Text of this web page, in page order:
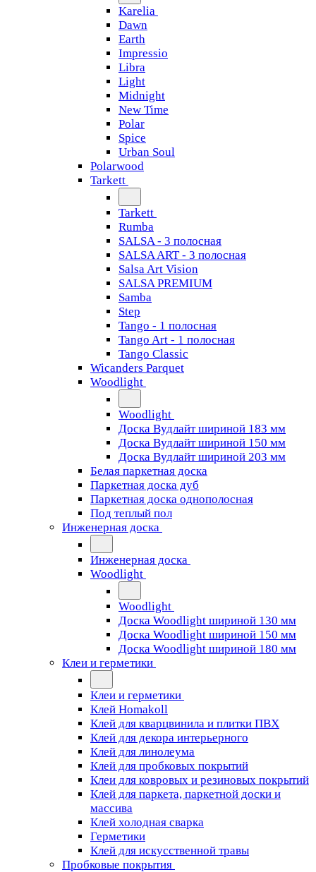
Karelia
Dawn
Earth
Impressio
Libra
Light
Midnight
New Time
Polar
Spice
Urban Soul
Polarwood
Tarkett
Tarkett
Rumba
SALSA - 3 полосная
SALSA ART - 3 полосная
Salsa Art Vision
SALSA PREMIUM
Samba
Step
Tango - 1 полосная
Tango Art - 1 полосная
Tango Classiс
Wicanders Parquet
Woodlight
Woodlight
Доска Вудлайт шириной 183 мм
Доска Вудлайт шириной 150 мм
Доска Вудлайт шириной 203 мм
Белая паркетная доска
Паркетная доска дуб
Паркетная доска однополосная
Под теплый пол
Инженерная доска
Инженерная доска
Woodlight
Woodlight
Доска Woodlight шириной 130 мм
Доска Woodlight шириной 150 мм
Доска Woodlight шириной 180 мм
Клеи и герметики
Клеи и герметики
Клей Homakoll
Клей для кварцвинила и плитки ПВХ
Клей для декора интерьерного
Клей для линолеума
Клей для пробковых покрытий
Клеи для ковровых и резиновых покрытий
Клей для паркета, паркетной доски и
массива
Клей холодная сварка
Герметики
Клей для искусственной травы
Пробковые покрытия